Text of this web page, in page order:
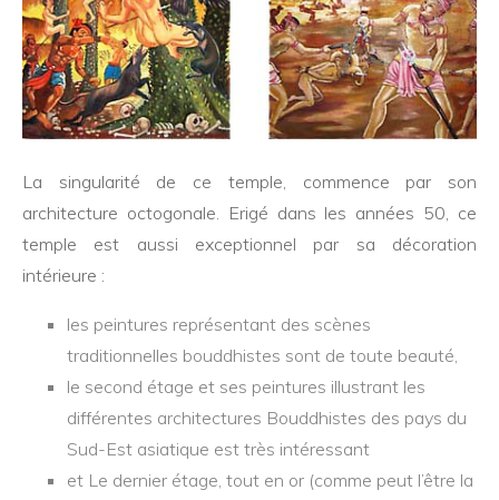
La singularité de ce temple, commence par son
architecture octogonale. Erigé dans les années 50, ce
temple est aussi exceptionnel par sa décoration
intérieure :
les peintures représentant des scènes
traditionnelles bouddhistes sont de toute beauté,
le second étage et ses peintures illustrant les
différentes architectures Bouddhistes des pays du
Sud-Est asiatique est très intéressant
et Le dernier étage, tout en or (comme peut l’être la